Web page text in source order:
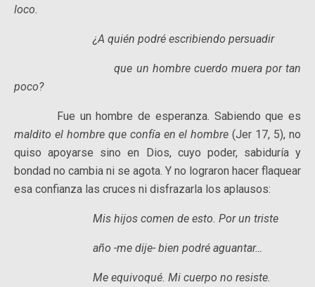
loco.
¿A quién podré escribiendo persuadir
que un hombre cuerdo muera por tan
poco?
Fue un hombre de esperanza. Sabiendo que es
maldito el hombre que confía en el hombre (Jer 17, 5), no
quiso apoyarse sino en Dios, cuyo poder, sabiduría y
bondad no cambia ni se agota. Y no lograron hacer flaquear
esa confianza las cruces ni disfrazarla los aplausos:
Mis hijos comen de esto. Por un triste
año -me dije- bien podré aguantar…
Me equivoqué. Mi cuerpo no resiste.